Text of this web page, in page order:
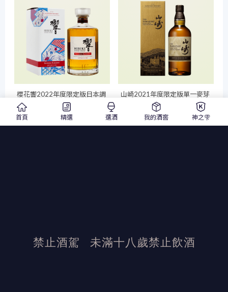
櫻花響2022年度限定版日本調
和威士忌
700ml 調和威士忌
$ 8,950
山崎2021年度限定版單一麥芽
日本威士忌
700ml
單一麥芽威士
忌
首頁 精選 選酒 我的酒窖 神之雫
禁止酒駕 未滿十八歲禁止飲酒